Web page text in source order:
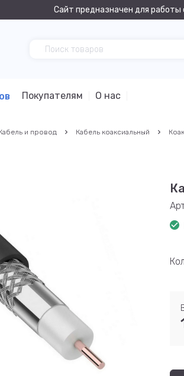
Сайт предназначен для работы
Покупателям О нас
и провод Кабель коаксиальный